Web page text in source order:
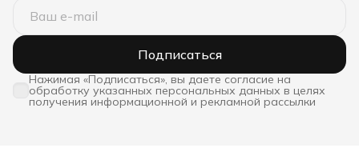
Подписаться
Нажимая «Подписаться», вы даете согласие на
обработку указанных персональных данных в целях
получения информационной и рекламной рассылки